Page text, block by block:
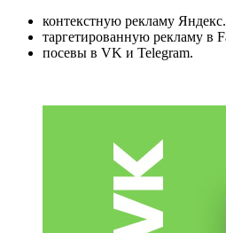
контекстную рекламу
таргетированную рекламу в
посевы в VK и Telegram.